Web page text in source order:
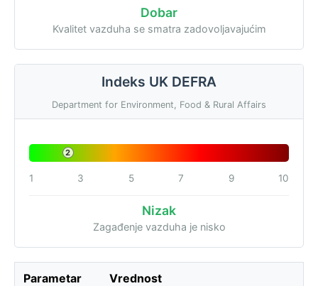
Dobar
Kvalitet vazduha se smatra zadovoljavajućim
Indeks UK DEFRA
Department for Environment, Food & Rural Affairs
2
1 3 5 7 9 10
Nizak
Zagađenje vazduha je nisko
Parametar Vrednost